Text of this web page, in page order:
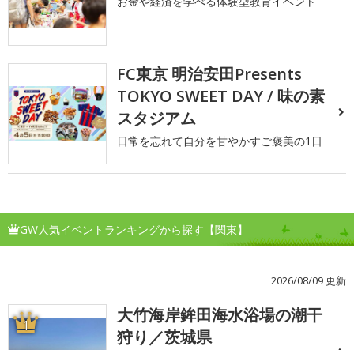
FC東京 明治安田Presents
TOKYO SWEET DAY / 味の素
スタジアム
日常を忘れて自分を甘やかすご褒美の1日
GW人気イベントランキングから探す【関東】
2026/08/09 更新
1
大竹海岸鉾田海水浴場の潮干
狩り／茨城県